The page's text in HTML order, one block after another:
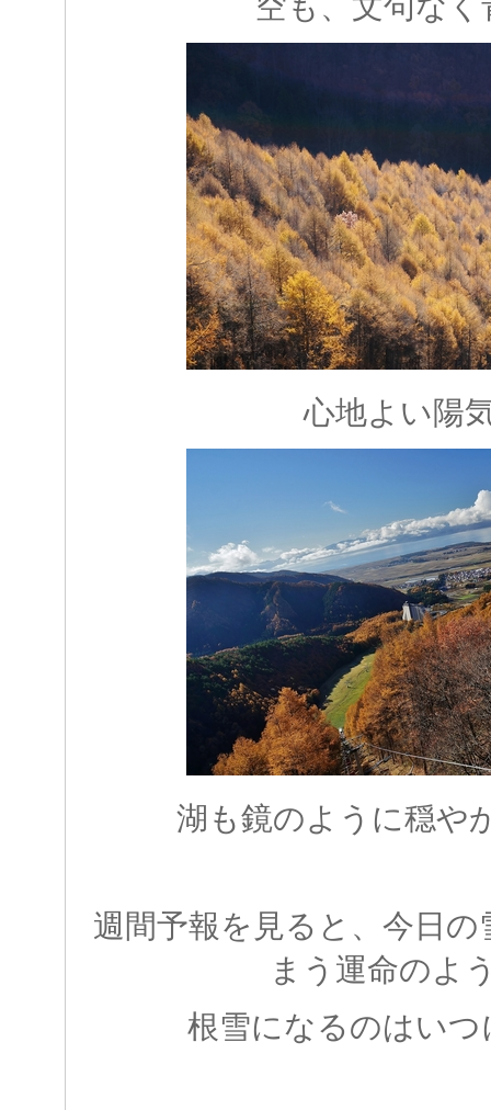
心地よい陽
湖も鏡のように穏や
週間予報を見ると、今日
まう運命のよ
根雪になるのはい